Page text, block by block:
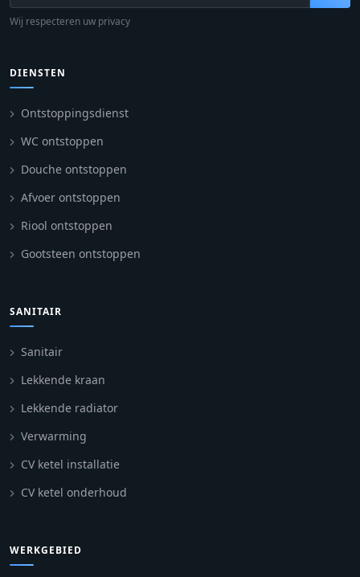
Wij respecteren uw privacy
DIENSTEN
Ontstoppingsdienst
WC ontstoppen
Douche ontstoppen
Afvoer ontstoppen
Riool ontstoppen
Gootsteen ontstoppen
SANITAIR
Sanitair
Lekkende kraan
Lekkende radiator
Verwarming
CV ketel installatie
CV ketel onderhoud
WERKGEBIED